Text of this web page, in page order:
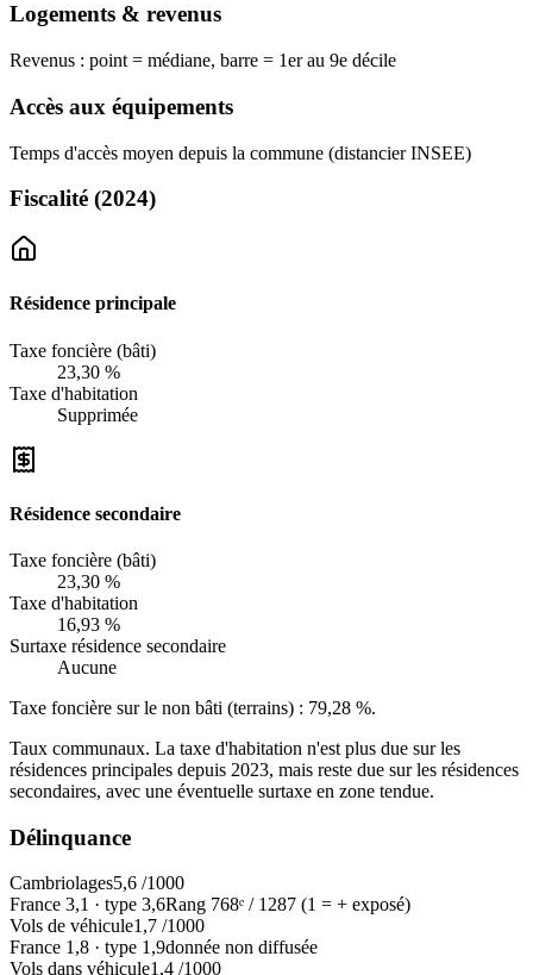
Logements & revenus
Revenus : point = médiane, barre = 1er au 9e décile
Accès aux équipements
Temps d'accès moyen depuis la commune (distancier INSEE)
Fiscalité (2024)
Résidence principale
Taxe foncière (bâti)
23,30 %
Taxe d'habitation
Supprimée
Résidence secondaire
Taxe foncière (bâti)
23,30 %
Taxe d'habitation
16,93 %
Surtaxe résidence secondaire
Aucune
Taxe foncière sur le non bâti (terrains) : 79,28 %.
Taux communaux. La taxe d'habitation n'est plus due sur les
résidences principales depuis 2023, mais reste due sur les résidences
secondaires, avec une éventuelle surtaxe en zone tendue.
Délinquance
Cambriolages5,6 /1000
France 3,1 · type 3,6Rang 768ᵉ / 1287 (1 = + exposé)
Vols de véhicule1,7 /1000
France 1,8 · type 1,9donnée non diffusée
Vols dans véhicule1,4 /1000